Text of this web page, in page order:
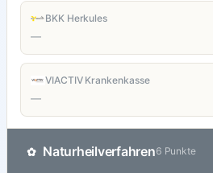
BKK Herkules
—
VIACTIV Krankenkasse
—
✿ Naturheilverfahren6 Punkte